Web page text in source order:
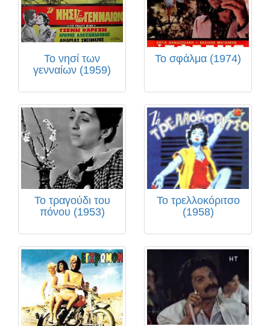
Το νησί των
γενναίων (1959)
Το σφάλμα (1974)
Το τραγούδι του
πόνου (1953)
Το τρελλοκόριτσο
(1958)